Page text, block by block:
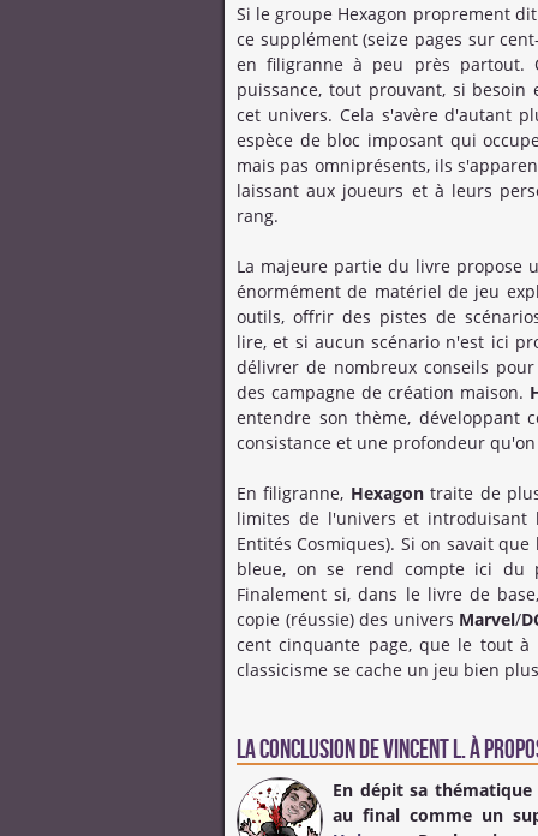
Si le groupe Hexagon proprement
ce supplément (seize pages sur
en filigranne à peu près partout.
puissance, tout prouvant, si
cet univers. Cela s'avère d'autant
espèce de bloc imposant qui
mais pas omniprésents, ils
laissant aux joueurs et à leurs
rang.
La majeure partie du livre propose
énormément de matériel de jeu
outils, offrir des pistes de
lire, et si aucun scénario n'est ici
délivrer de nombreux conseils
des campagne de création maison.
entendre son thème, développant
consistance et une profondeur
En filigranne, Hexagontraite de
limites de l'univers et
Entités Cosmiques). Si on savait
bleue, on se rend compte ici du
Finalement si, dans le livre de
copie (réussie) des univers Marvel/
cent cinquante page, que le tout
classicisme se cache un jeu bien
La conclusion deVincent L.à
En dépit sa
au final comme un